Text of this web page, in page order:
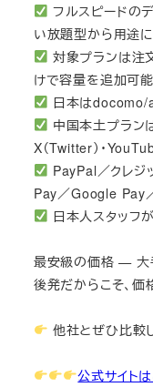
フルスピードの
い放題型から用途
対象プランは注
けで容量を追加可能
日本はdocomo/
中国本土プラン
X（Twitter）・
PayPal／クレジ
Pay／Google Pay
日本人スタッフ
最安級の価格 — 大
後発だからこそ、価
他社とぜひ比較
公式サイト